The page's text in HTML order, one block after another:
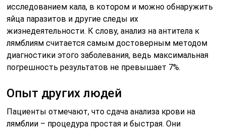
исследованием кала, в котором и можно обнаружить
яйца паразитов и другие следы их
жизнедеятельности. К слову, анализ на антитела к
лямблиям считается самым достоверным методом
диагностики этого заболевания, ведь максимальная
погрешность результатов не превышает 7%.
Опыт других людей
Пациенты отмечают, что сдача анализа крови на
лямблии – процедура простая и быстрая. Они